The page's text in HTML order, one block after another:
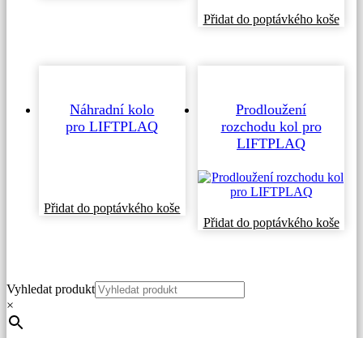
produktu
Přidat do poptávkého koše
Náhradní kolo
pro LIFTPLAQ
Přidat do poptávkého košeTento
produkt
Možnosti
lze
Prodloužení
rozchodu kol pro
LIFTPLAQ
Přidat do poptávkého koše
Vyhledat produkt
×